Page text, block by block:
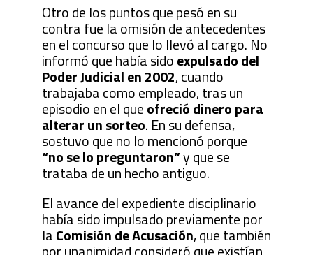
Otro de los puntos que pesó en su
contra fue la omisión de antecedentes
en el concurso que lo llevó al cargo. No
informó que había sidoexpulsado del
Poder Judicial en 2002, cuando
trabajaba como empleado, tras un
episodio en el queofreció dinero para
alterar un sorteo. En su defensa,
sostuvo que no lo mencionó porque
“no se lo preguntaron”y que se
trataba de un hecho antiguo.
El avance del expediente disciplinario
había sido impulsado previamente por
laComisión de Acusación, que también